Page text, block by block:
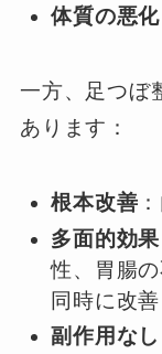
体質の悪化
一方、足つぼ
あります：
根本改善
多面的効果
性、胃腸
同時に改善
副作用なし